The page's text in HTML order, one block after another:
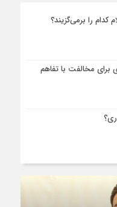
کدام را برمی‌گزیند؟
برای مخالفت با تفاهم